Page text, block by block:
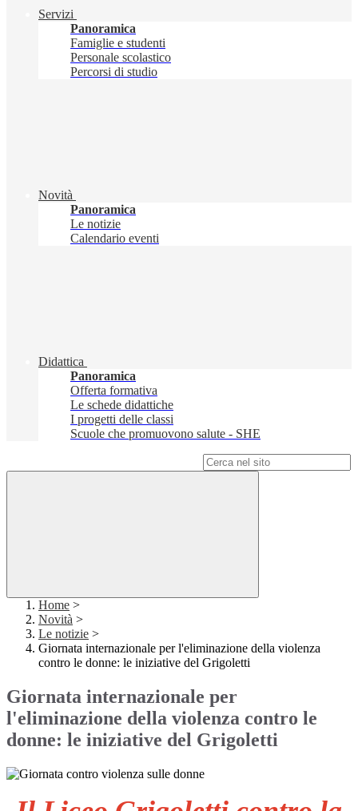
Servizi
Panoramica
Famiglie e studenti
Personale scolastico
Percorsi di studio
Novità
Panoramica
Le notizie
Calendario eventi
Didattica
Panoramica
Offerta formativa
Le schede didattiche
I progetti delle classi
Scuole che promuovono salute - SHE
Home >
Novità >
Le notizie >
Giornata internazionale per l'eliminazione della violenza
contro le donne: le iniziative del Grigoletti
Giornata internazionale per
l'eliminazione della violenza contro le
donne: le iniziative del Grigoletti